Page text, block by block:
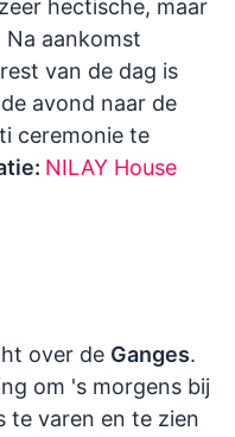
hectische, maar
aankomst
van de dag is
avond naar de
ceremonie te
NILAY House
over de Ganges.
om 's morgens bij
te varen en te zien